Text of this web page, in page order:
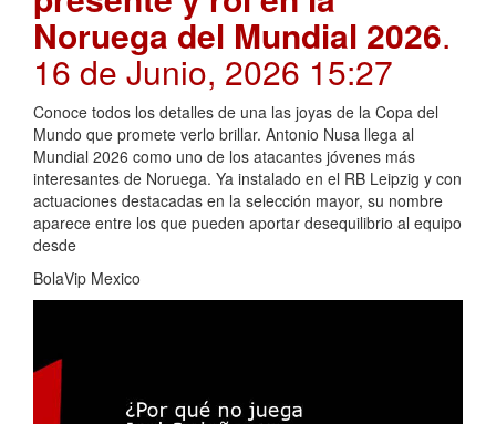
Noruega del Mundial 2026.
16 de Junio, 2026 15:27
Conoce todos los detalles de una las joyas de la Copa del
Mundo que promete verlo brillar. Antonio Nusa llega al
Mundial 2026 como uno de los atacantes jóvenes más
interesantes de Noruega. Ya instalado en el RB Leipzig y con
actuaciones destacadas en la selección mayor, su nombre
aparece entre los que pueden aportar desequilibrio al equipo
desde
BolaVip Mexico